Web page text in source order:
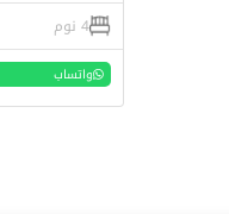
4 نوم
واتساب